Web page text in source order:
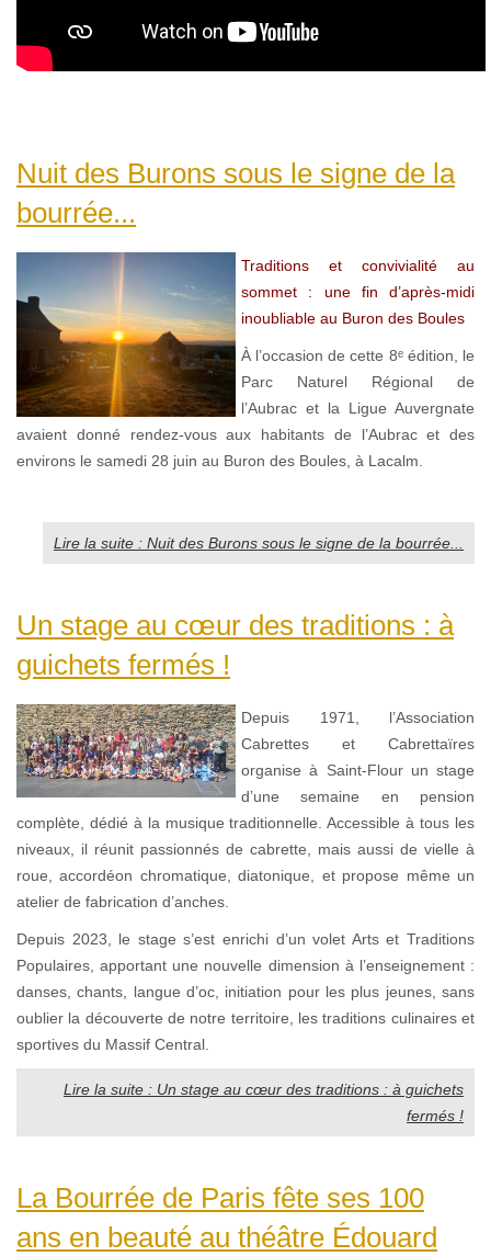
Nuit des Burons sous le signe de la
bourrée...
Traditions et convivialité au
sommet : une fin d’après-midi
inoubliable au Buron des Boules
À l’occasion de cette 8ᵉ édition, le
Parc Naturel Régional de
l’Aubrac et la Ligue Auvergnate
avaient donné rendez-vous aux habitants de l’Aubrac et des
environs le samedi 28 juin au Buron des Boules, à Lacalm.
Lire la suite : Nuit des Burons sous le signe de la bourrée...
Un stage au cœur des traditions : à
guichets fermés !
Depuis 1971, l’Association
Cabrettes et Cabrettaïres
organise à Saint-Flour un stage
d’une semaine en pension
complète, dédié à la musique traditionnelle. Accessible à tous les
niveaux, il réunit passionnés de cabrette, mais aussi de vielle à
roue, accordéon chromatique, diatonique, et propose même un
atelier de fabrication d’anches.
Depuis 2023, le stage s’est enrichi d’un volet Arts et Traditions
Populaires, apportant une nouvelle dimension à l’enseignement :
danses, chants, langue d’oc, initiation pour les plus jeunes, sans
oublier la découverte de notre territoire, les traditions culinaires et
sportives du Massif Central.
Lire la suite : Un stage au cœur des traditions : à guichets
fermés !
La Bourrée de Paris fête ses 100
ans en beauté au théâtre Édouard